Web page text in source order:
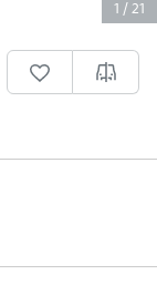
1 / 21